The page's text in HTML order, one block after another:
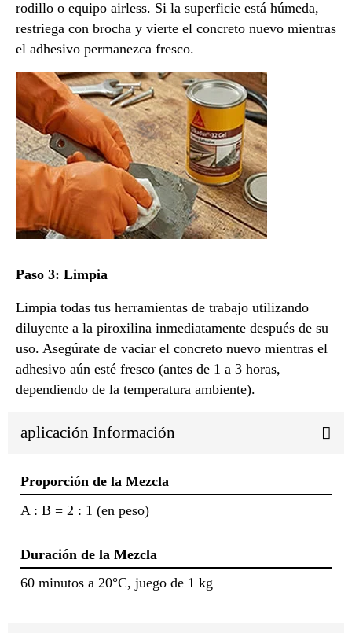
rodillo o equipo airless. Si la superficie está húmeda,
restriega con brocha y vierte el concreto nuevo mientras
el adhesivo permanezca fresco.
Paso 3: Limpia
Limpia todas tus herramientas de trabajo utilizando
diluyente a la piroxilina inmediatamente después de su
uso. Asegúrate de vaciar el concreto nuevo mientras el
adhesivo aún esté fresco (antes de 1 a 3 horas,
dependiendo de la temperatura ambiente).
aplicación Información
Proporción de la Mezcla
A : B = 2 : 1 (en peso)
Duración de la Mezcla
60 minutos a 20°C, juego de 1 kg